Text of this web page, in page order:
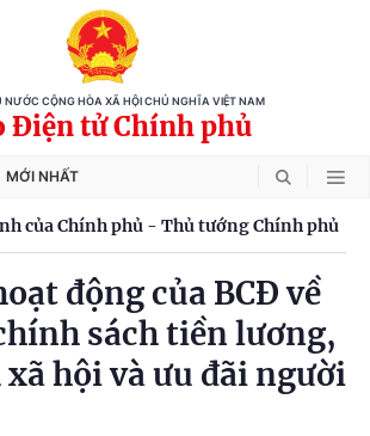
NƯỚC CỘNG HÒA XÃ HỘI CHỦ NGHĨA VIỆT NAM
Điện tử Chính phủ
MỚI NHẤT
của Chính phủ - Thủ tướng Chính phủ
động của BCĐ về
sách tiền lương,
xã hội và ưu đãi người